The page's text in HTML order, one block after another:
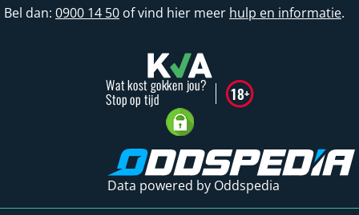
Bel dan: 0900 14 50 of vind hier meer hulp en informatie.
Data powered by Oddspedia